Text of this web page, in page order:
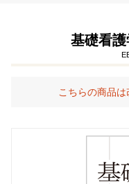
基礎看
こちらの商品は